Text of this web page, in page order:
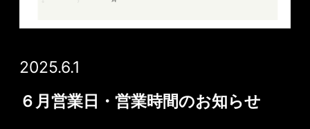
2025.6.1
６月営業日・営業時間のお知らせ